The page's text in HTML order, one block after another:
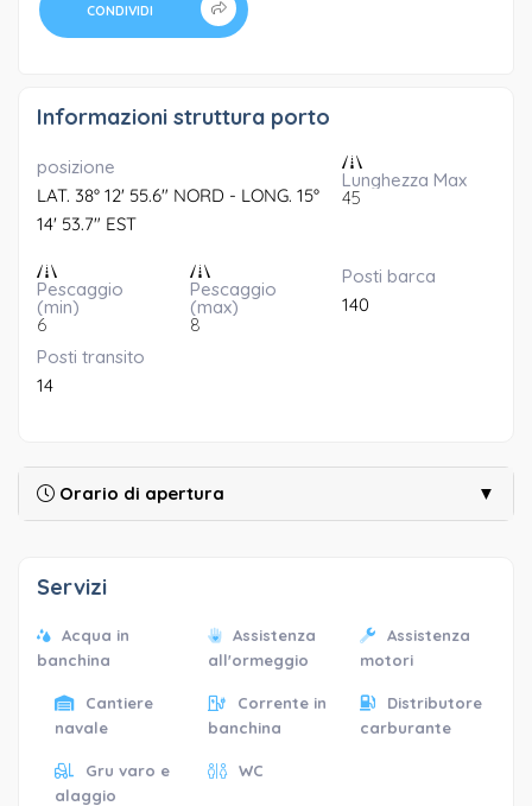
CONDIVIDI
Informazioni struttura porto
posizione
LAT. 38° 12' 55.6" NORD - LONG. 15°
14' 53.7" EST
Lunghezza Max
45
Pescaggio
(min)
6
Pescaggio
(max)
8
Posti barca
140
Posti transito
14
Orario di apertura ▼
Servizi
Acqua in
banchina
Assistenza
all'ormeggio
Assistenza
motori
Cantiere
navale
Corrente in
banchina
Distributore
carburante
Gru varo e
alaggio
WC